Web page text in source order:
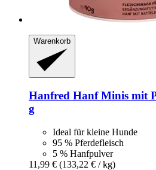
Warenkorb
Hanfred Hanf Minis mit
g
Ideal für kleine Hunde
95 % Pferdefleisch
5 % Hanfpulver
11,99 € (133,22 € / kg)